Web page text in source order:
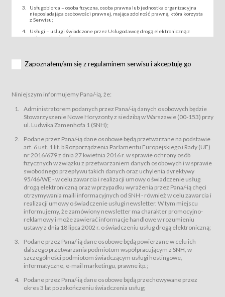
Usługobiorca – osoba fizyczna, osoba prawna lub jednostka organizacyjna
nieposiadająca osobowości prawnej, mająca zdolność prawną, która korzysta
z Serwisu;
Usługi – usługi świadczone przez Usługodawcę drogą elektroniczną z
wykorzystaniem Serwisu;
za pośrednictwem Serwisu;
podmiotom z branży mediów i filmowej (Akredytacje);
Bilety – wybrane dokumenty potwierdzające zawarcie umowy z
Usługodawcą i uprawniające do wzięcia udziału w Wydarzeniu,
przewidziane przez Usługodawcę dla danego Wydarzenia, tj. uprawniające
do uczestnictwa w wielu albo w pojedynczych seansach filmowych,
Sklep – sklep internetowy prowadzony przez Usługodawcę w Serwisie;
Regulamin – niniejszy regulamin.
§ 2
Postanowienia ogólne
Regulamin określa zasady:
świadczenia Usługobiorcom Usług przez Usługodawcę, z
zastrzeżeniem usług, o których mowa w ust. 2 pkt. 4 i 5 poniżej, których
zasady świadczenia precyzują odrębne regulaminy,
przetwarzania przez Usługodawcę danych osobowych Usługobiorców
będących osobami fizycznymi.
świadczy Usługi drogą elektroniczną w rozumieniu ustawy z dnia 18 lipca
2002 r. o świadczeniu usług drogą elektroniczną (Dz.U. z 2002 r., Nr 144, poz.
1204, z późń. zm.). Usługi świadczone są nieodpłatnie.
usługę przeglądania i odczytywania przez Usługobiorców materiałów
zamieszczanych w Serwisie,
usługę utrzymywania konta użytkownika w Serwisie,
usługę newsletter,
Zapoznałem/am się z regulaminem serwisu i akceptuję go
Niniejszym informujemy Pana/-ią, że:
Administratorem podanych przez Pana/-ią danych osobowych będzie
Stowarzyszenie Nowe Horyzonty z siedzibą w Warszawie (00-153) przy
ul. Ludwika Zamenhofa 1 (SNH);
Podane przez Pana/-ią dane osobowe będą przetwarzane na podstawie
art. 6 ust. 1 lit. b Rozporządzenia Parlamentu Europejskiego i Rady (UE)
nr 2016/679 z dnia 27 kwietnia 2016 r. w sprawie ochrony osób
fizycznych w związku z przetwarzaniem danych osobowych i w sprawie
swobodnego przepływu takich danych oraz uchylenia dyrektywy
95/46/WE - w celu zawarcia i realizacji umowy o świadczenie usług
drogą elektroniczną oraz w przypadku wyrażenia przez Pana/-ią chęci
otrzymywania maili informacyjnych od SNH - również w celu zawarcia i
realizacji umowy o świadczenie usługi newsletter. W tym miejscu
informujemy, że zamówiony newsletter ma charakter promocyjno-
reklamowy i może zawierać informacje handlowe w rozumieniu
ustawy z dnia 18 lipca 2002 r. o świadczeniu usług drogą elektroniczną;
Podane przez Pana/-ią dane osobowe będą powierzane w celu ich
dalszego przetwarzania podmiotom współpracującym z SNH, w
szczególności podmiotom świadczącym usługi hostingowe,
informatyczne, e-mail marketingu, prawne itp.;
Podane przez Pana/-ią dane osobowe będą przechowywane przez
okres 3 lat po zakończeniu świadczenia usług;